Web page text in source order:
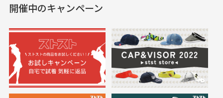
満足です。
送料はいくらかかりますか？
何点ご購入頂いた場合も全国一律で800円とさせて頂
いております。(1配送先につき)
また5,000円(税込)以上お買い物をして頂けた場合は送
※必ず１つのショッピングカートに複数商品を入れて
実寸サイズについて
一点一点手作業で計測しておりますので、若干の誤
差が生じる場合がございます。
においについて
開催中のキャンペーン